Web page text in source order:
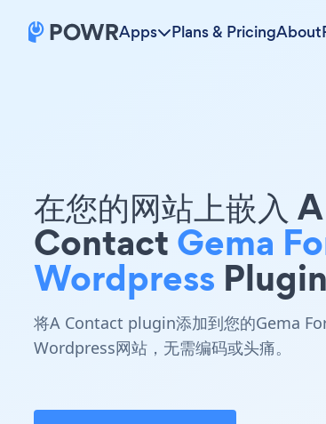
Apps Plans & PricingAbout
在您的网站上嵌入 A
ContactGema
Wordpress Plugin
将A Contact plugin添加到您的Gema
Wordpress网站，无需编码或头痛。